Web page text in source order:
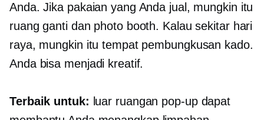
Anda. Jika pakaian yang Anda jual, mungkin itu
ruang ganti dan photo booth. Kalau sekitar hari
raya, mungkin itu tempat pembungkusan kado.
Anda bisa menjadi kreatif.
Terbaik untuk: luar ruangan pop-updapat